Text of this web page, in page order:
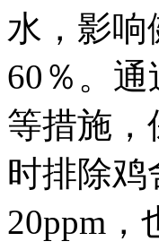
水，影响
60％。
等措施，
时排除
20ppm